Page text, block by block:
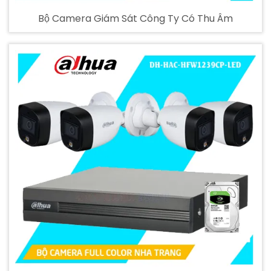
Bộ Camera Giám Sát Công Ty Có Thu Âm